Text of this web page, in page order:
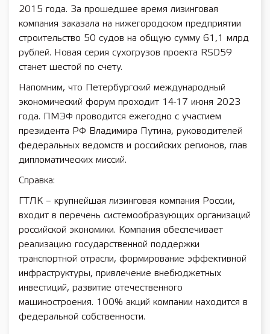
2015 года. За прошедшее время лизинговая
компания заказала на нижегородском предприятии
строительство 50 судов на общую сумму 61,1 млрд
рублей. Новая серия сухогрузов проекта RSD59
станет шестой по счету.
Напомним, что Петербургский международный
экономический форум проходит 14-17 июня 2023
года. ПМЭФ проводится ежегодно с участием
президента РФ Владимира Путина, руководителей
федеральных ведомств и российских регионов, глав
дипломатических миссий.
Справка:
ГТЛК – крупнейшая лизинговая компания России,
входит в перечень системообразующих организаций
российской экономики. Компания обеспечивает
реализацию государственной поддержки
транспортной отрасли, формирование эффективной
инфраструктуры, привлечение внебюджетных
инвестиций, развитие отечественного
машиностроения. 100% акций компании находится в
федеральной собственности.